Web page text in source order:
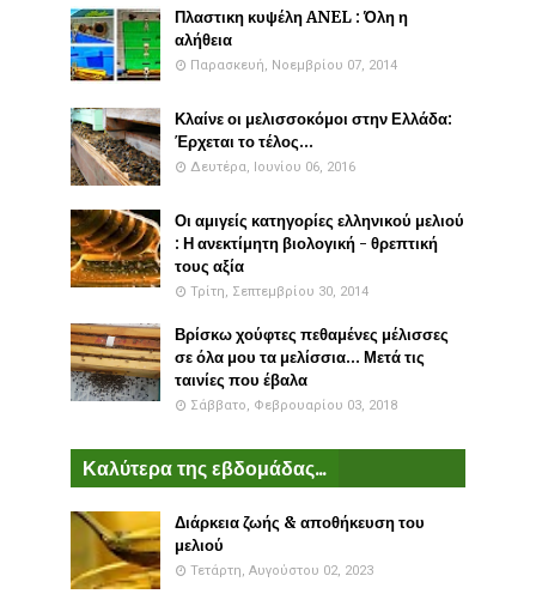
Πλαστικη κυψέλη ANEL : Όλη η
αλήθεια
Παρασκευή, Νοεμβρίου 07, 2014
Κλαίνε οι μελισσοκόμοι στην Ελλάδα:
Έρχεται το τέλος...
Δευτέρα, Ιουνίου 06, 2016
Οι αμιγείς κατηγορίες ελληνικού μελιού
: Η ανεκτίμητη βιολογική - θρεπτική
τους αξία
Τρίτη, Σεπτεμβρίου 30, 2014
Βρίσκω χούφτες πεθαμένες μέλισσες
σε όλα μου τα μελίσσια... Μετά τις
ταινίες που έβαλα
Σάββατο, Φεβρουαρίου 03, 2018
Καλύτερα της εβδομάδας...
Διάρκεια ζωής & αποθήκευση του
μελιού
Τετάρτη, Αυγούστου 02, 2023